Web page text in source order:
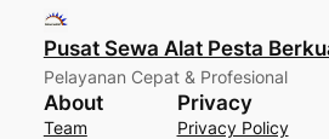
Pusat Sewa Alat Pesta
Pelayanan Cepat & Profesional
About
Team
Privacy
Privacy Policy